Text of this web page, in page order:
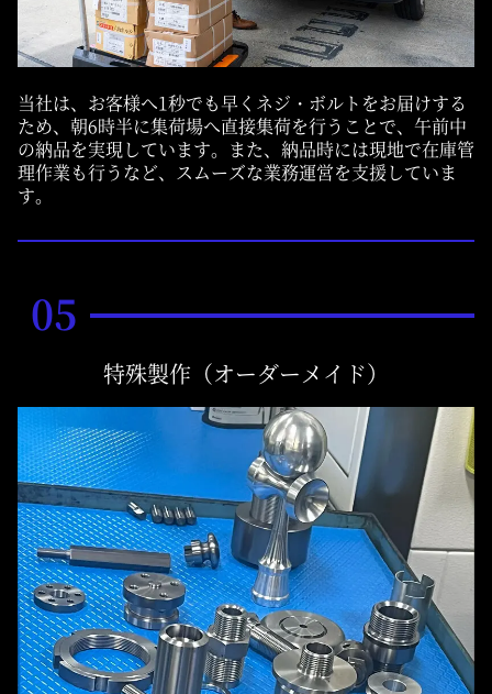
当社は、お客様へ1秒でも早くネジ・ボルトをお届けする
ため、朝6時半に集荷場へ直接集荷を行うことで、午前中
の納品を実現しています。また、納品時には現地で在庫管
理作業も行うなど、スムーズな業務運営を支援していま
す。
05
特殊製作（オーダーメイド）